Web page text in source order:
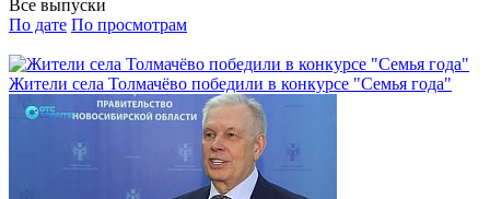
Все выпуски
По дате По просмотрам
Жители села Толмачёво победили в конкурсе "Семья года"